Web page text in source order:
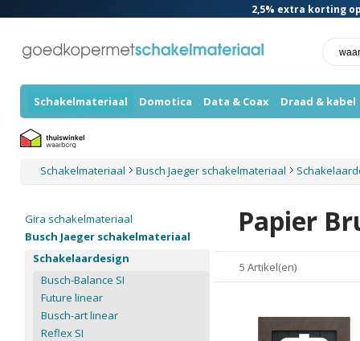
2,5% extra korting
Schakelmateriaal Domotica Data & Coax Draad & kabel
Schakelmateriaal Busch Jaeger schakelmateriaal
Papier
5 Artikel(en)
Gira schakelmateriaal
Busch Jaeger schakelmateriaal
Schakelaardesign
Busch-Balance SI
Future linear
Busch-art linear
Reflex SI